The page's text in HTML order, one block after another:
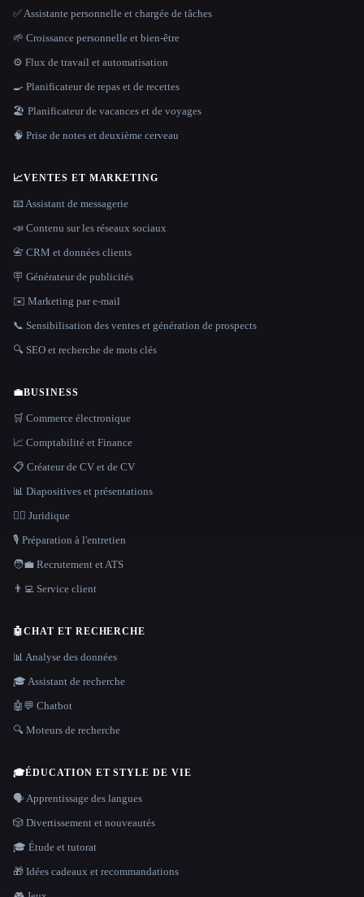
✅ Assistante personnelle et chargée de tâches
🌱 Croissance personnelle et bien-être
⚙️ Flux de travail et automatisation
🍳 Planificateur de repas et de recettes
🏖 Planificateur de vacances et de voyages
🧠 Prise de notes et deuxième cerveau
📈VENTES ET MARKETING
📧 Assistant de messagerie
📣 Contenu sur les réseaux sociaux
📇 CRM et données clients
🪧 Générateur de publicités
✉️ Marketing par e-mail
📞 Sensibilisation des ventes et génération de prospects
🔍 SEO et recherche de mots clés
💼BUSINESS
🛒 Commerce électronique
📈 Comptabilité et Finance
📋 Créateur de CV et de CV
📊 Diapositives et présentations
👩‍⚖️ Juridique
🎙️ Préparation à l'entretien
🧑‍💼 Recrutement et ATS
👨‍💻 Service client
🤖CHAT ET RECHERCHE
📊 Analyse des données
🎓 Assistant de recherche
🤖💬 Chatbot
🔍 Moteurs de recherche
🎓ÉDUCATION ET STYLE DE VIE
🗣️ Apprentissage des langues
🎲 Divertissement et nouveautés
🎓 Étude et tutorat
🎁 Idées cadeaux et recommandations